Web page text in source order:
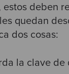
deben
quedan
dos cosas:
la clave de